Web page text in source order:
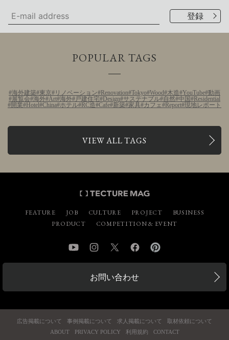
POPULAR TAGS
海外建築 東京 リノベーション Renovation Tokyo Wood 木造 YouTube 動画
展覧会 海外 Art 海外 戸建住宅 Design サステナブル 自然 中国 Residential
開業 Hotel China ホテル RC造 Cafe 新築 家具 カフェ Report 現地レポート
VIEW ALL TAGS
FEATURE JOB CULTURE PROJECT
BUSINESS
PRODUCT
COMPETITION & EVENT
YouTube InstagramTwitter Facebook
お問い合わせ
広告掲載について 事例掲載について 求人掲載について
取材依頼について
ABOUT
PRIVACY POLICY 利用規約 CONTACT